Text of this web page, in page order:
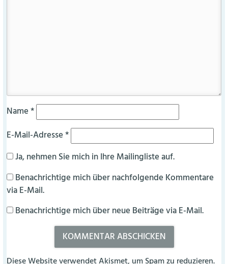
Name*
E-Mail-Adresse*
Ja, nehmen Sie mich in Ihre Mailingliste auf.
Benachrichtige mich über nachfolgende Kommentare
via E-Mail.
Benachrichtige mich über neue Beiträge via E-Mail.